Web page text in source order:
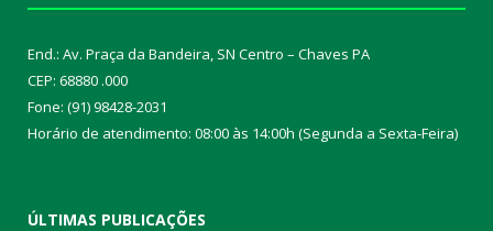
End.: Av. Praça da Bandeira, SN Centro – Chaves PA
CEP: 68880 .000
Fone: (91) 98428-2031
Horário de atendimento: 08:00 às 14:00h (Segunda a Sexta-Feira)
ÚLTIMAS PUBLICAÇÕES